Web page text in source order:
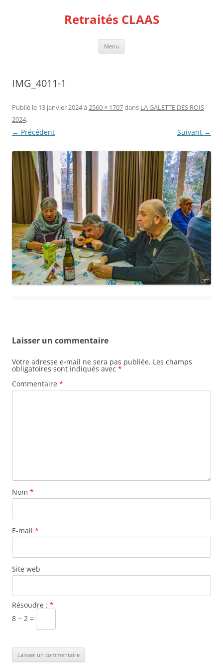
Retraités CLAAS
Menu
IMG_4011-1
Publié le 13 janvier 2024à 2560 × 1707dans LA GALETTE DES ROIS
2024.
← Précédent Suivant →
Laisser un commentaire
Votre adresse e-mail ne sera pas publiée. Les champs
obligatoires sont indiqués avec *
Commentaire *
Nom *
E-mail *
Site web
Résoudre : *
8 − 2 =